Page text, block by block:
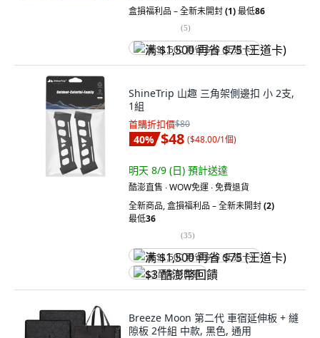
盒損福利品 – 全新未開封(1)最低86
(5)
满 $1,500 再省 $75 (王道卡)
ShineTrip 山趣 三角架側邊扣 小 2支,
1組
首購折扣價$80
40% $48 ($48.00/1個)
明天 8/9 (日) 預計送達
酷澎直售 ∙ WOW免運 ∙ 免費退貨
全新商品,盒損福利品 – 全新未開封(2)
最低36
(35)
满 $1,500 再省 $75 (王道卡)
$3 酷澎幣回饋
Breeze Moon 第二代 車宿延伸板 + 縫
隙板 2件組 中款, 黑色, 通用